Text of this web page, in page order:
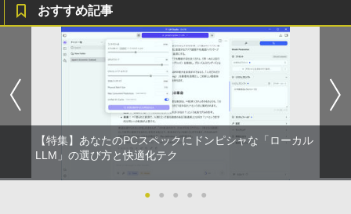
【今だけ】全品ポイント10倍 お買い物マ
ラソン★8/4～8/11★【2031年6月までO
S更新可能】dynabook Chromebook C
1 SH-W02 Snapdragon SC7180 メモリ
4GB eMM搭載 Google ChromeOS 中古
パソコン ノートPC【送料無料】【1年保
証】
￥6,800
キヤノン 9967B001
￥5,380
中古パソコン | Lenovo | ThinkCentre M
710e Small | Windows11 | デスクトップ
| 一年保証 | 第7世代 | Core i5 7400 3.0
GB | DVDマルチ | Win11Pro64bit
【送料無料】TF: I-O DATA☆LCD-MF24
4EDSW 液晶モニター 23.8インチ ワイド
ノングレア スピーカー搭載 [23.8インチ]
[フルHD/LED/HDMI]/ VGA/ DVI-D/ 中古
ディスプレイ 中古モニター /24型 ワイド
液晶モニター【3ケ月保証】
￥5,480
DELL デル E2420H 液晶モニター 23.8イ
夢をかなえるゾウ 子ども版1 おかしな
神様ガネーシャとひみつの教え [ 水野敬
也 ]
￥1,650
【予約】和山やま 作品4冊セット 小冊子
12月11日発売予定】 わやまやま 夢中さ
君に カラオケ行こ ファミレス行こ 特典
おすすめ記事
【特集】あなたのPCスペックにドンピシャな「ローカル
LLM」の選び方と快適化テク
● ● ● ● ●